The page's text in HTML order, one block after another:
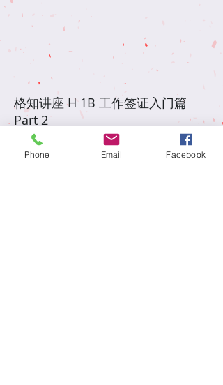
格知讲座 H 1B 工作签证入门篇
Part 2
Phone Email Facebook